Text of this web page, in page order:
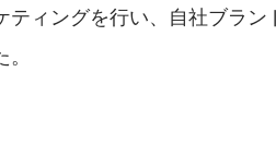
ィングを行い、自社ブラン